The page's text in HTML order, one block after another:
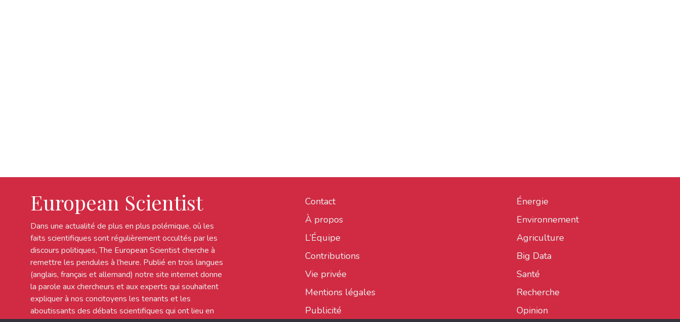
European Scientist
Dans une actualité de plus en plus polémique, où les
faits scientifiques sont régulièrement occultés par les
discours politiques, The European Scientist cherche à
remettre les pendules à l’heure. Publié en trois langues
(anglais, français et allemand) notre site internet donne
la parole aux chercheurs et aux experts qui souhaitent
expliquer à nos concitoyens les tenants et les
aboutissants des débats scientifiques qui ont lieu en
Contact
À propos
L’Équipe
Contributions
Vie privée
Mentions légales
Publicité
Énergie
Environnement
Agriculture
Big Data
Santé
Recherche
Opinion